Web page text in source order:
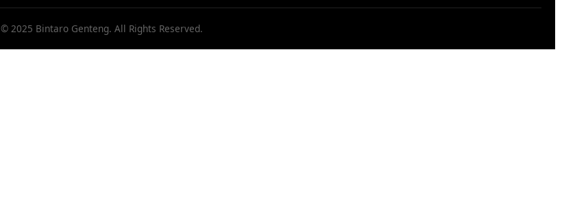
© 2025 Bintaro Genteng. All Rights Reserved.